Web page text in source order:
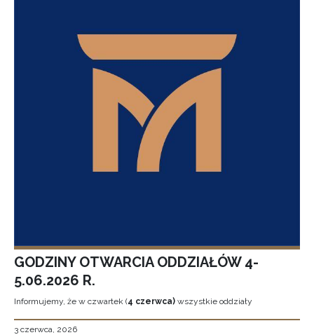
GODZINY OTWARCIA ODDZIAŁÓW 4-
5.06.2026 R.
Informujemy, że w czwartek (4 czerwca) wszystkie oddziały
3 czerwca, 2026